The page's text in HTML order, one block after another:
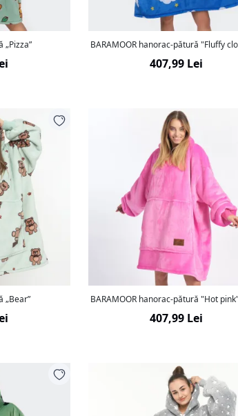
„Pizza” BARAMOOR hanorac-pătură "Fluffy
407,99 Lei
„Bear” BARAMOOR hanorac-pătură "Hot pink"
407,99 Lei